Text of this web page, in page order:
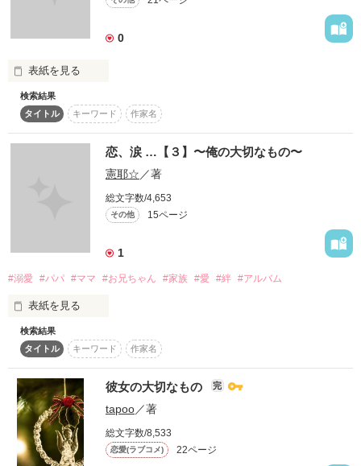
時間があれば読んでみて下さい｡
作品を読む
俺は、君には敵わない――――
蘭越 椿沙*Rankoshi Tsubasa
小日向 翔真*Kohinata Shouma
0
表紙を見る
あなたに逢えてよかった。
あなたからたくさんの言葉や勇気、笑顔をもらって
本当の自分を取り戻せたんだ。
あなたをもっと知りたいよ、
今度は私があなたを笑顔にしたい。
でもあなたは遠い存在(ひと)
どんなに手を伸ばしても、決してつかんではくれないよね。
でも、まだあなたを思い続けていいですか？
メグ・２５歳・職業：販売員
自分には自信がなくて、どうしたらいいか分からず…ただ単純
に日々を過ごしてきた。
そんなある日、一人のホストと出会い自分の考え方が変わり前
向きになろうと努力する一人の女性のお話です。
検索結果
タイトル
キーワード 作家名
恋、涙 …【３】〜俺の大切なもの〜
憲耶☆ ／著
総文字数/4,653
その他 15ページ
1
#溺愛 #パパ #ママ #お兄ちゃん #家族 #愛 #絆 #アルバム
表紙を見る
暗闇の中でただ１人
冷たい氷のように生きてきた
検索結果
タイトル
キーワード 作家名
彼女の大切なもの 完
tapoo／著
総文字数/8,533
恋愛(ラブコメ) 22ページ